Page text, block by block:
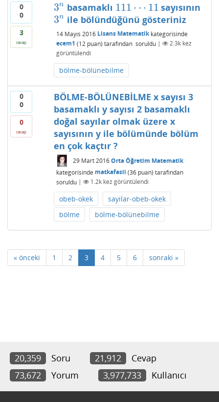
0
0
3
cevap
3n
3n basamaklı 111 ⋯ 11
111⋯11 sayısının
3n
3n ile bölündüğünü gösteriniz
14 Mayıs 2016 Lisans Matematikkategorisinde
ecem1 (12puan) tarafından soruldu | 2.3kkez
görüntülendi
bölme-bölünebilme
0
0
0
cevap
BÖLME-BÖLÜNEBİLME x sayısı 3
basamaklı y sayısı 2 basamaklı
doğal sayılar olmak üzere x
sayısının y ile bölümünde bölüm
en çok kaçtır ?
29 Mart 2016 Orta Öğretim Matematik
kategorisinde matkafasii (36puan) tarafından
soruldu | 1.2kkez görüntülendi
obeb-okek
sayilar-obeb-okek
bölme
bölme-bölünebilme
« önceki 1 2 3 4 5 6 sonraki »
20,359 Soru 21,912
Cevap
73,672
Yorum 3,977,733 Kullanıcı